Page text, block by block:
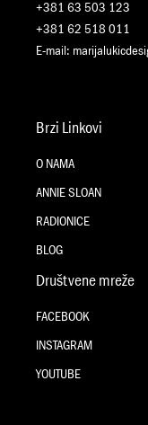
+381 63 503 123
+381 62 518 011
E-mail:
Brzi Linkovi
O NAMA
ANNIE SLOAN
RADIONICE
BLOG
Društvene mreže
FACEBOOK
INSTAGRAM
YOUTUBE